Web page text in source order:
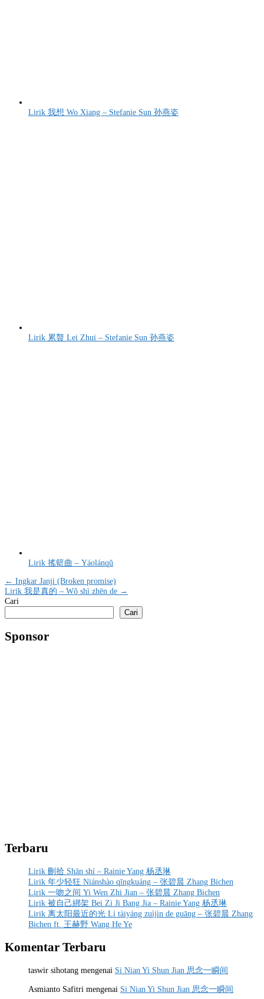
Lirik 我想 Wo Xiang – Stefanie Sun 孙燕姿
Lirik 累贅 Lei Zhui – Stefanie Sun 孙燕姿
Lirik 搖籃曲 – Yáolánqǔ
Navigasi
pos
← Ingkar Janji (Broken promise)
Lirik 我是真的 – Wǒ shì zhēn de →
Cari
Cari
Sponsor
Terbaru
Lirik 刪拾 Shān shí – Rainie Yang 杨丞琳
Lirik 年少轻狂 Niánshào qīngkuáng – 张碧晨 Zhang Bichen
Lirik 一吻之间 Yi Wen Zhi Jian – 张碧晨 Zhang Bichen
Lirik 被自己綁架 Bei Zi Ji Bang Jia – Rainie Yang 杨丞琳
Lirik 离太阳最近的光 Lí tàiyáng zuìjìn de guāng – 张碧晨 Zhang
Bichen ft. 王赫野 Wang He Ye
Komentar Terbaru
taswir sihotang mengenai Si Nian Yi Shun Jian 思念一瞬间
Asmianto Safitri mengenai Si Nian Yi Shun Jian 思念一瞬间